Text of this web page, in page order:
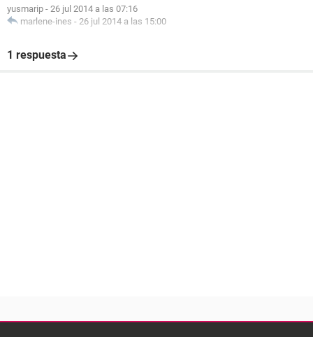
yusmarip - 26 jul 2014 a las 07:16
marlene-ines - 26 jul 2014 a las 15:00
1 respuesta